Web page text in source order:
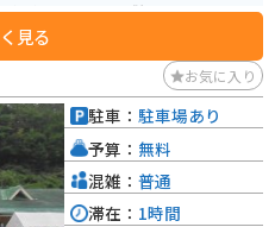
人気です。また、併設されているレ
楽しむことができます。 バイク
完備されているため安心です。ツー
いでしょう。道の駅から少し足を延
温泉地としても有名なエリアがあり
で、ツーリングの疲れを癒やすこと
。宮城県を訪れた際には、ぜひ立ち
見る
お気に入り
駐車： 駐車場あり
予算： 無料
混雑： 普通
滞在： 1時間